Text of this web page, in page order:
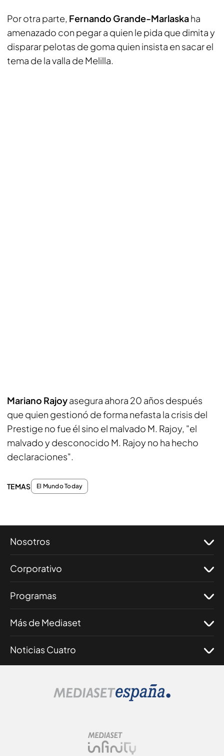
Por otra parte, Fernando Grande-Marlaskaha
amenazado con pegar a quien le pida que dimita y
disparar pelotas de goma quien insista en sacar el
tema de la valla de Melilla.
Mariano Rajoyasegura ahora 20 años después
que quien gestionó de forma nefasta la crisis del
Prestige no fue él sino el malvado M. Rajoy, "el
malvado y desconocido M. Rajoy no ha hecho
declaraciones".
TEMAS El Mundo Today
Nosotros
Corporativo
Programas
Más de Mediaset
Noticias Cuatro